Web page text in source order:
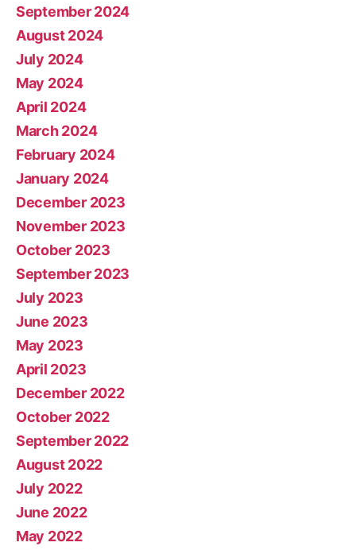
September 2024
August 2024
July 2024
May 2024
April 2024
March 2024
February 2024
January 2024
December 2023
November 2023
October 2023
September 2023
July 2023
June 2023
May 2023
April 2023
December 2022
October 2022
September 2022
August 2022
July 2022
June 2022
May 2022